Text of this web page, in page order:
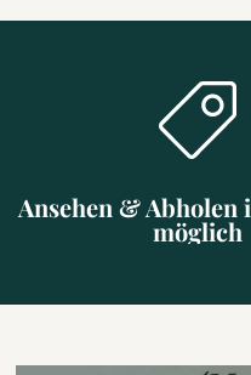
Ansehen & Abholen
möglich